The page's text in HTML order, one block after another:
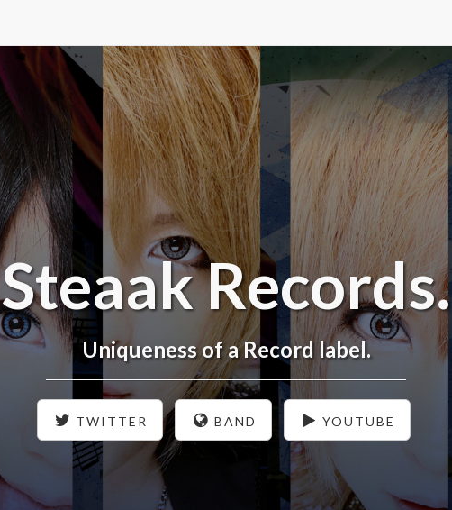
Steaak Records.
Uniqueness of a Record label.
TWITTER BAND YOUTUBE